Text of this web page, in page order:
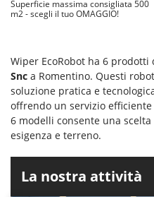
Superficie massima consigliata 500
m2 - scegli il tuo OMAGGIO!
Wiper EcoRobot ha 6
Snc a Romentino. Questi
soluzione pratica e
offrendo un servizio
6 modelli consente una
esigenza e terreno.
La nostra attività